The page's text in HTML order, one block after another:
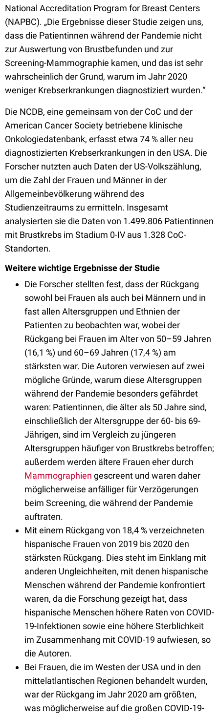
National Accreditation Program for Breast Centers
(NAPBC). „Die Ergebnisse dieser Studie zeigen uns,
dass die Patientinnen während der Pandemie nicht
zur Auswertung von Brustbefunden und zur
Screening-Mammographie kamen, und das ist sehr
wahrscheinlich der Grund, warum im Jahr 2020
weniger Krebserkrankungen diagnostiziert wurden.“
Die NCDB, eine gemeinsam von der CoC und der
American Cancer Society betriebene klinische
Onkologiedatenbank, erfasst etwa 74 % aller neu
diagnostizierten Krebserkrankungen in den USA. Die
Forscher nutzten auch Daten der US-Volkszählung,
um die Zahl der Frauen und Männer in der
Allgemeinbevölkerung während des
Studienzeitraums zu ermitteln. Insgesamt
analysierten sie die Daten von 1.499.806 Patientinnen
mit Brustkrebs im Stadium 0-IV aus 1.328 CoC-
Standorten.
Weitere wichtige Ergebnisse der Studie
Die Forscher stellten fest, dass der Rückgang
sowohl bei Frauen als auch bei Männern und in
fast allen Altersgruppen und Ethnien der
Patienten zu beobachten war, wobei der
Rückgang bei Frauen im Alter von 50–59 Jahren
(16,1 %) und 60–69 Jahren (17,4 %) am
stärksten war. Die Autoren verwiesen auf zwei
mögliche Gründe, warum diese Altersgruppen
während der Pandemie besonders gefährdet
waren: Patientinnen, die älter als 50 Jahre sind,
einschließlich der Altersgruppe der 60- bis 69-
Jährigen, sind im Vergleich zu jüngeren
Altersgruppen häufiger von Brustkrebs betroffen;
außerdem werden ältere Frauen eher durch
Mammographien gescreent und waren daher
möglicherweise anfälliger für Verzögerungen
beim Screening, die während der Pandemie
auftraten.
Mit einem Rückgang von 18,4 % verzeichneten
hispanische Frauen von 2019 bis 2020 den
stärksten Rückgang. Dies steht im Einklang mit
anderen Ungleichheiten, mit denen hispanische
Menschen während der Pandemie konfrontiert
waren, da die Forschung gezeigt hat, dass
hispanische Menschen höhere Raten von COVID-
19-Infektionen sowie eine höhere Sterblichkeit
im Zusammenhang mit COVID-19 aufwiesen, so
die Autoren.
Bei Frauen, die im Westen der USA und in den
mittelatlantischen Regionen behandelt wurden,
war der Rückgang im Jahr 2020 am größten,
was möglicherweise auf die großen COVID-19-